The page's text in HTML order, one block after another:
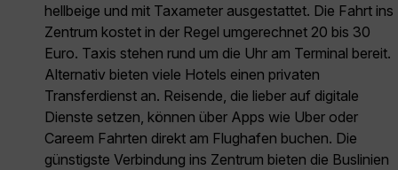
hellbeige und mit Taxameter ausgestattet. Die Fahrt ins
Zentrum kostet in der Regel umgerechnet 20 bis 30
Euro. Taxis stehen rund um die Uhr am Terminal bereit.
Alternativ bieten viele Hotels einen privaten
Transferdienst an. Reisende, die lieber auf digitale
Dienste setzen, können über Apps wie Uber oder
Careem Fahrten direkt am Flughafen buchen. Die
günstigste Verbindung ins Zentrum bieten die Buslinien